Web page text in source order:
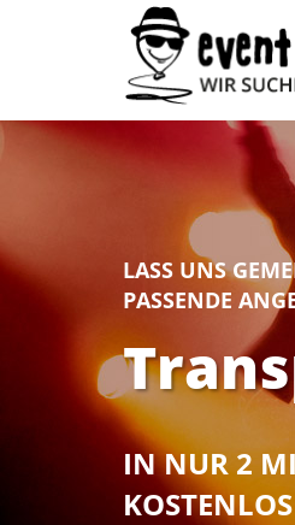
LASS UNS
PASSENDE
IN NUR 2